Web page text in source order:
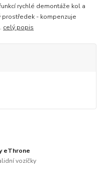
rychlé demontáže kol a
prostředek - kompenzuje
celý popis
eThrone
vozíčky